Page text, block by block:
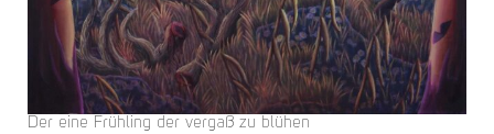
Der eine Frühling der vergaß zu blühen